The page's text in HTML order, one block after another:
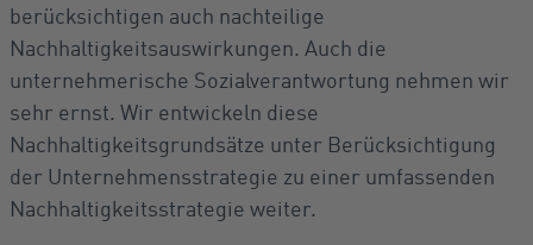
berücksichtigen auch nachteilige
Nachhaltigkeitsauswirkungen. Auch die
unternehmerische Sozialverantwortung nehmen wir
sehr ernst. Wir entwickeln diese
Nachhaltigkeitsgrundsätze unter Berücksichtigung
der Unternehmensstrategie zu einer umfassenden
Nachhaltigkeitsstrategie weiter.